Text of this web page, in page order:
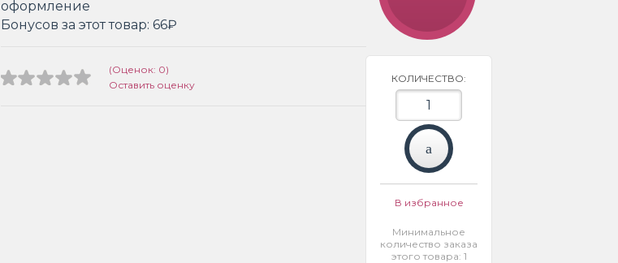
оформление
Бонусов за этот товар: 66₽
(Оценок: 0)
Оставить оценку
КОЛИЧЕСТВО:
В избранное
Минимальное
количество заказа
этого товара: 1